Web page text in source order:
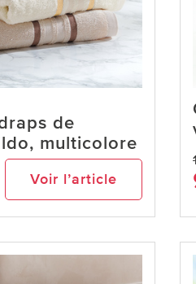
de
multicolore
Voir l’article